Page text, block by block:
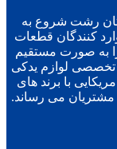
از سال 1392 در شهرستان رشت شروع به
کنندگان قطعات
به صورت مستقیم
تخصصی لوازم یدکی
با برند های
می رساند.